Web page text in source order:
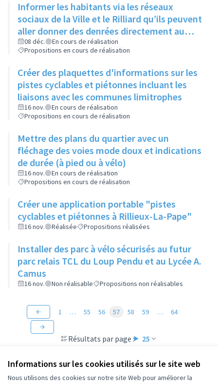
Informations sur les cookies utilisés sur le site web
Nous utilisons des cookies sur notre site Web pour améliorer la
Informer les habitants via les réseaux
sociaux de la Ville et le Rilliard qu’ils peuvent
aller donner des denrées directement au
local des restos du cœur (au 1- 3 rue Jacques
Prévert), les lundis, mardis et mercredis
08 déc.
En cours de réalisation
Propositions en cours de réalisation
Créer des plaquettes d'informations sur les
pistes cyclables et piétonnes incluant les
liaisons avec les communes limitrophes
16 nov.
En cours de réalisation
Propositions en cours de réalisation
Mettre des plans du quartier avec un
fléchage des voies mode doux et indications
de durée (à pied ou à vélo)
16 nov.
En cours de réalisation
Propositions en cours de réalisation
Créer une application portable "pistes
cyclables et piétonnes à Rillieux-La-Pape"
16 nov. Réalisée Propositions réalisées
Installer des parc à vélo sécurisés au futur
parc relais TCL du Loup Pendu et au Lycée A.
Camus
16 nov. Non réalisable Propositions non réalisables
Résultats par page : 25
1 … 55 56 57 58 59 … 64